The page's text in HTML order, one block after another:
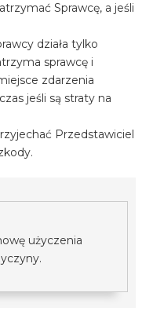
Sprawcę, a jeśli
działa tylko
sprawcę i
zdarzenia
jeśli są straty na
Przedstawiciel
użyczenia